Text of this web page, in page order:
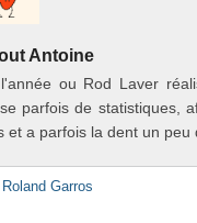
An­toine
ou Rod Laver
par­fois de statis­tiques,
et a par­fois la dent un peu
Roland Gar­ros